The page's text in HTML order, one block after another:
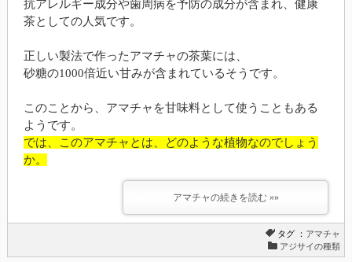
抗アレルギー成分や歯周病を予防の成分が含まれ、健康
茶としての人気です。
正しい製法で作ったアマチャの茶葉には、
砂糖の1000倍近い甘みが含まれているそうです。
このことから、アマチャを甘味料として使うこともある
ようです。
では、このアマチャとは、どのような植物なのでしょう
か。
アマチャの続きを読む »»
タグ ： アマチャ
アジサイの種類